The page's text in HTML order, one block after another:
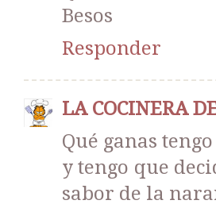
Besos
Responder
LA COCINERA
Qué ganas
y tengo que
sabor de la